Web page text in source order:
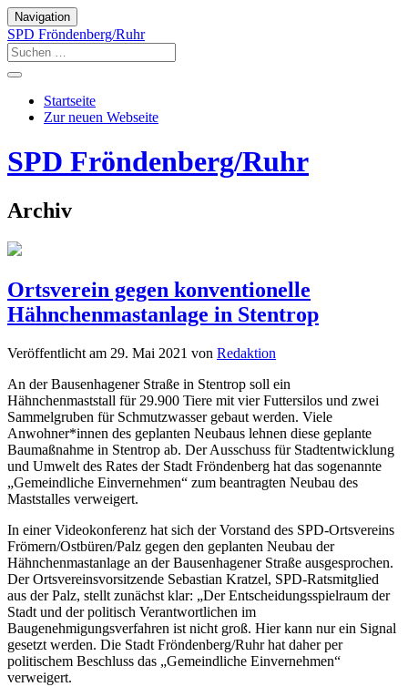
Navigation
SPD Fröndenberg/Ruhr
Startseite
Zur neuen Webseite
SPD Fröndenberg/Ruhr
Archiv
Ortsverein gegen konventionelle
Hähnchenmastanlage in Stentrop
Veröffentlicht am 29. Mai 2021 von Redaktion
An der Bausenhagener Straße in Stentrop soll ein
Hähnchenmaststall für 29.900 Tiere mit vier Futtersilos und zwei
Sammelgruben für Schmutzwasser gebaut werden. Viele
Anwohner*innen des geplanten Neubaus lehnen diese geplante
Baumaßnahme in Stentrop ab. Der Ausschuss für Stadtentwicklung
und Umwelt des Rates der Stadt Fröndenberg hat das sogenannte
„Gemeindliche Einvernehmen“ zum beantragten Neubau des
Maststalles verweigert.
In einer Videokonferenz hat sich der Vorstand des SPD-Ortsvereins
Frömern/Ostbüren/Palz gegen den geplanten Neubau der
Hähnchenmastanlage an der Bausenhagener Straße ausgesprochen.
Der Ortsvereinsvorsitzende Sebastian Kratzel, SPD-Ratsmitglied
aus der Palz, stellt zunächst klar: „Der Entscheidungsspielraum der
Stadt und der politisch Verantwortlichen im
Baugenehmigungsverfahren ist nicht groß. Hier kann nur ein Signal
gesetzt werden. Die Stadt Fröndenberg/Ruhr hat daher per
politischem Beschluss das „Gemeindliche Einvernehmen“
verweigert.